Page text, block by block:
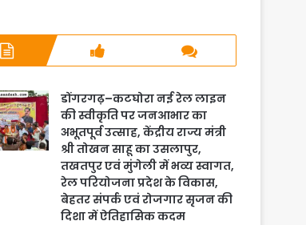
डोंगरगढ़–कटघोरा नई रेल लाइन
की स्वीकृति पर जनआभार का
अभूतपूर्व उत्साह, केंद्रीय राज्य मंत्री
श्री तोखन साहू का उसलापुर,
तखतपुर एवं मुंगेली में भव्य स्वागत,
रेल परियोजना प्रदेश के विकास,
बेहतर संपर्क एवं रोजगार सृजन की
दिशा में ऐतिहासिक कदम